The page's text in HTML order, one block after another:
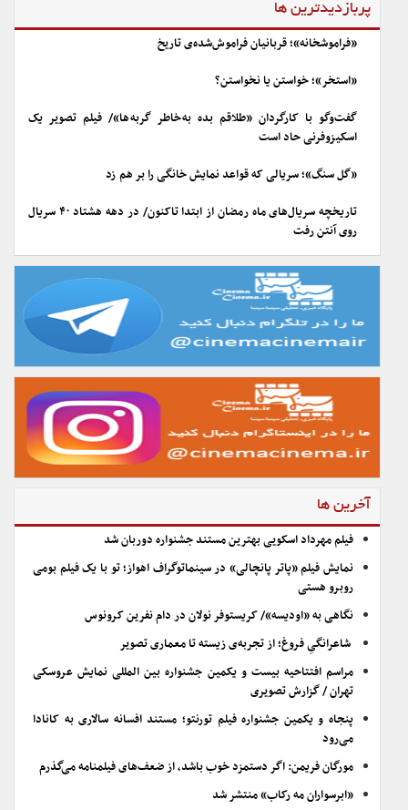
پربازدیدترین ها
«فراموشخانه»؛ قربانیان فراموش‌شده‌ی تاریخ
«استخر»؛ خواستن یا نخواستن؟
گفت‌وگو با کارگردان «طلاقم بده به خاطر گربه ها»/ فیلم تصویر یک
اسکیزوفرنی حاد است
«گل سنگ»؛ سریالی که قواعد نمایش خانگی را بر هم زد
تاریخچه سریال‌های ماه رمضان از ابتدا تاکنون/ در دهه هشتاد ۴۰ سریال
روی آنتن رفت
آخرین ها
فیلم مهرداد اسکویی بهترین مستند جشنواره دوربان شد
نمایش فیلم «پاتر پانچالی» در سینماتوگراف اهواز؛ تو با یک فیلم بومی
روبرو هستی
نگاهی به «اودیسه»/ کریستوفر نولان در دام نفرین کرونوس
شاعرانگیِ فروغ؛ از تجربه‌ی زیسته تا معماری تصویر
مراسم افتتاحیه بیست و یکمین جشنواره بین المللی نمایش عروسکی
تهران / گزارش تصویری
پنجاه و یکمین جشنواره فیلم تورنتو؛ مستند افسانه سالاری به کانادا
می‌رود
مورگان فریمن: اگر دستمزد خوب باشد، از ضعف‌های فیلمنامه می‌گذرم
«ابرسواران مه رکاب» منتشر شد